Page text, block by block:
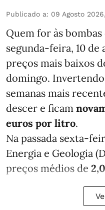
Publicado a: 09 Agosto
Quem for às
segunda-feira, 10
preços mais baixos
domingo.
semanas mais
descer e ficam
euros por litro.
Na passada sexta-
Energia e Geologia
preços médios de